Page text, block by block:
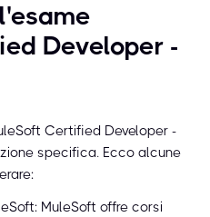
Developer -
Certified Developer -
specifica. Ecco alcune
MuleSoft offre corsi